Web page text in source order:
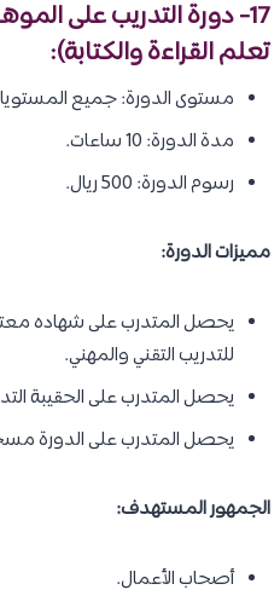
17- دورة التدريب على
تعلم القراءة والكتابة):
مستوى الدورة: جميع
مدة الدورة: 10 ساعات.
رسوم الدورة: 500 ريال.
مميزات الدورة:
يحصل المتدرب على شهاده
للتدريب التقني والمهني.
يحصل المتدرب على الحقيبة
يحصل المتدرب على الدورة
الجمهور المستهدف:
أصحاب الأعمال.